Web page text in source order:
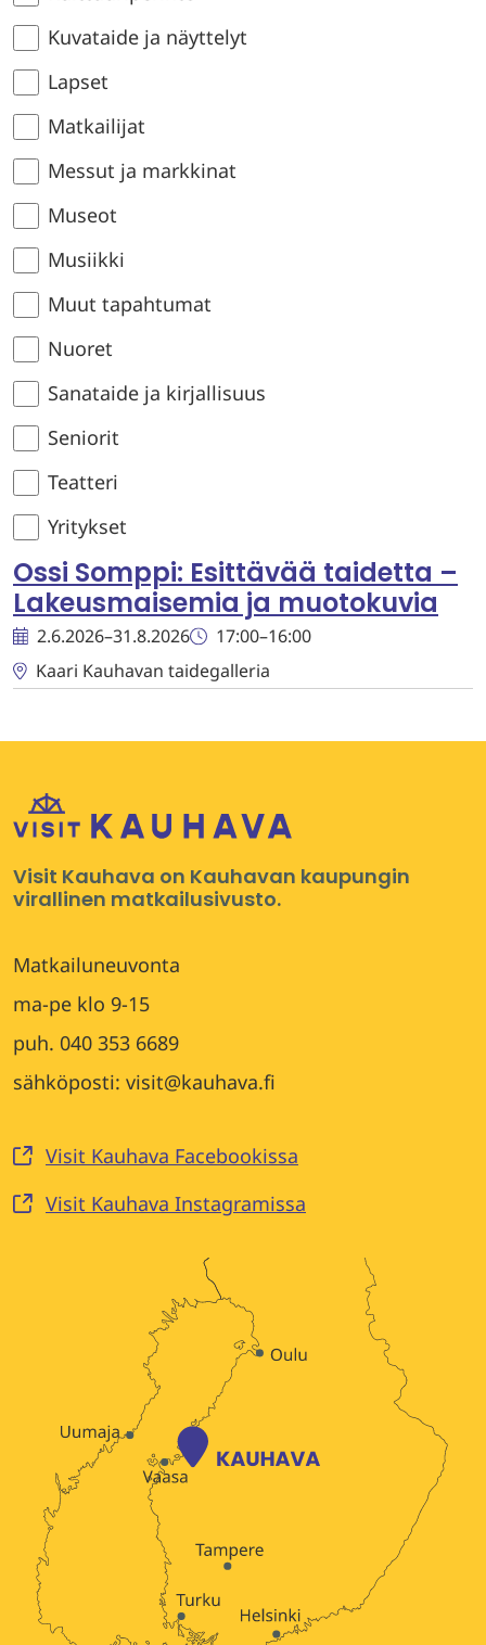
Kuvataide ja näyttelyt
Lapset
Matkailijat
Messut ja markkinat
Museot
Musiikki
Muut tapahtumat
Nuoret
Sanataide ja kirjallisuus
Seniorit
Teatteri
Yritykset
Ossi Somppi: Esittävää taidetta –
Lakeusmaisemia ja muotokuvia
2.6.2026–31.8.2026 17:00–16:00
Kaari Kauhavan taidegalleria
Visit Kauhava on Kauhavan kaupungin
virallinen matkailusivusto.
Matkailuneuvonta
ma-pe klo 9-15
puh. 040 353 6689
sähköposti: visit@kauhava.fi
Visit Kauhava Facebookissa
Visit Kauhava Instagramissa